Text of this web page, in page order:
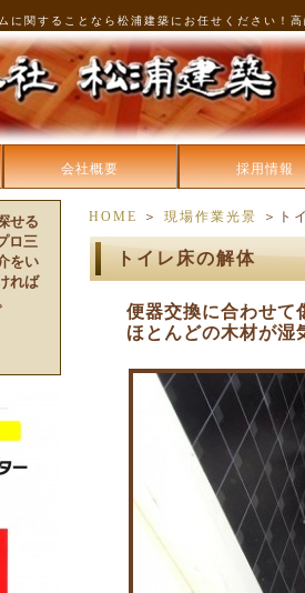
に関することなら松浦建築にお任せください！
会社概要 採用情報
HOME ＞ 現場作業光景 ＞ト
トイレ床の解体
便器交換に合わせて
ほとんどの木材が湿
せる
ロ三
をい
れば